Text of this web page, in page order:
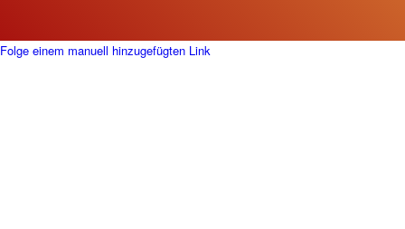
Folge einem manuell hinzugefügten Link